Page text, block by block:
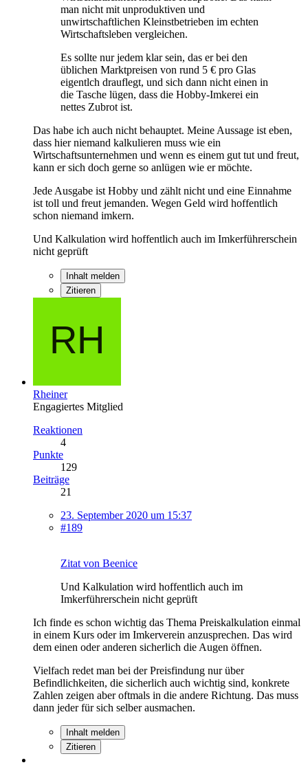
man nicht mit unproduktiven und
unwirtschaftlichen Kleinstbetrieben im echten
Wirtschaftsleben vergleichen.
Es sollte nur jedem klar sein, das er bei den
üblichen Marktpreisen von rund 5 € pro Glas
eigentlch drauflegt, und sich dann nicht einen in
die Tasche lügen, dass die Hobby-Imkerei ein
nettes Zubrot ist.
Das habe ich auch nicht behauptet. Meine Aussage ist eben,
dass hier niemand kalkulieren muss wie ein
Wirtschaftsunternehmen und wenn es einem gut tut und freut,
kann er sich doch gerne so anlügen wie er möchte.
Jede Ausgabe ist Hobby und zählt nicht und eine Einnahme
ist toll und freut jemanden. Wegen Geld wird hoffentlich
schon niemand imkern.
Und Kalkulation wird hoffentlich auch im Imkerführerschein
nicht geprüft
Inhalt melden
Zitieren
Rheiner
Engagiertes Mitglied
Reaktionen
4
Punkte
129
Beiträge
21
23. September 2020 um 15:37
#189
Zitat von Beenice
Und Kalkulation wird hoffentlich auch im
Imkerführerschein nicht geprüft
Ich finde es schon wichtig das Thema Preiskalkulation einmal
in einem Kurs oder im Imkerverein anzusprechen. Das wird
dem einen oder anderen sicherlich die Augen öffnen.
Vielfach redet man bei der Preisfindung nur über
Befindlichkeiten, die sicherlich auch wichtig sind, konkrete
Zahlen zeigen aber oftmals in die andere Richtung. Das muss
dann jeder für sich selber ausmachen.
Inhalt melden
Zitieren